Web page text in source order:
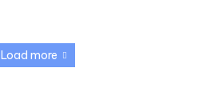
Load more